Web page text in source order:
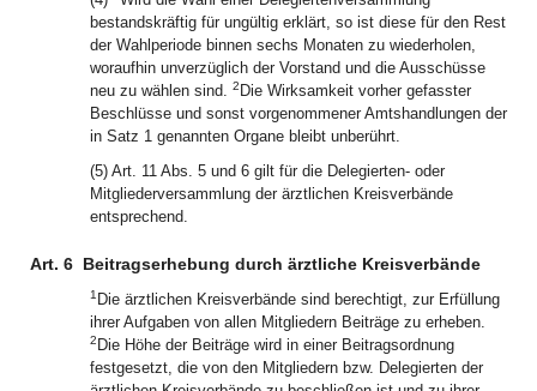
bestandskräftig für ungültig erklärt, so ist diese für den Rest
der Wahlperiode binnen sechs Monaten zu wiederholen,
woraufhin unverzüglich der Vorstand und die Ausschüsse
neu zu wählen sind. 2 Die Wirksamkeit vorher gefasster
Beschlüsse und sonst vorgenommener Amtshandlungen der
in Satz 1 genannten Organe bleibt unberührt.
(5) Art. 11 Abs. 5 und 6 gilt für die Delegierten- oder
Mitgliederversammlung der ärztlichen Kreisverbände
entsprechend.
Art. 6 Beitragserhebung durch ärztliche Kreisverbände
1 Die ärztlichen Kreisverbände sind berechtigt, zur Erfüllung
ihrer Aufgaben von allen Mitgliedern Beiträge zu erheben.
2 Die Höhe der Beiträge wird in einer Beitragsordnung
festgesetzt, die von den Mitgliedern bzw. Delegierten der